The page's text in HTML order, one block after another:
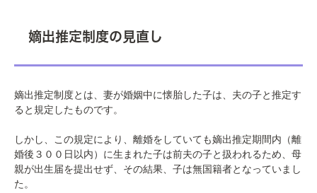
嫡出推定制度の見直し
嫡出推定制度とは、妻が婚姻中に懐胎した子は、夫の子と推定す
ると規定したものです。
しかし、この規定により、離婚をしていても嫡出推定期間内（離
婚後３００日以内）に生まれた子は前夫の子と扱われるため、母
親が出生届を提出せず、その結果、子は無国籍者となっていまし
た。